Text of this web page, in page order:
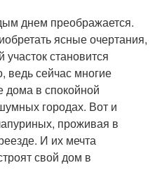
днем преображается.
ясные очертания,
становится
ведь сейчас многие
дома в спокойной
городах. Вот и
проживая в
И их мечта
свой дом в